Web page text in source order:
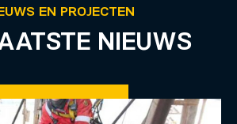
EN PROJECTEN
NIEUWS